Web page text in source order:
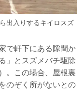
出入りするキイロスズ
で軒下にある隙間か
」とスズメバチ駆除
。この場合、屋根裏
のぞく所がないとの